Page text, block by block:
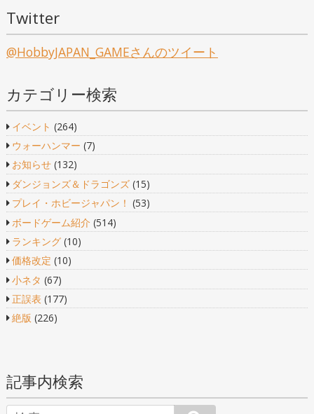
Twitter
@HobbyJAPAN_GAMEさんのツイート
カテゴリー検索
イベント (264)
ウォーハンマー (7)
お知らせ(132)
ダンジョンズ＆ドラゴンズ(15)
プレイ・ホビージャパン！ (53)
ボードゲーム紹介 (514)
ランキング(10)
価格改定 (10)
小ネタ (67)
正誤表 (177)
絶版 (226)
記事内検索